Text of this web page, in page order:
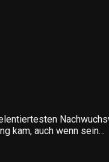
kam, auch wenn sein…